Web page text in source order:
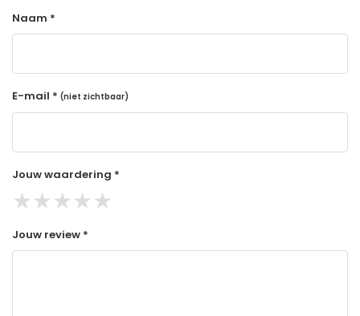
Naam *
E-mail * (niet zichtbaar)
Jouw waardering *
★★★★★
Jouw review *